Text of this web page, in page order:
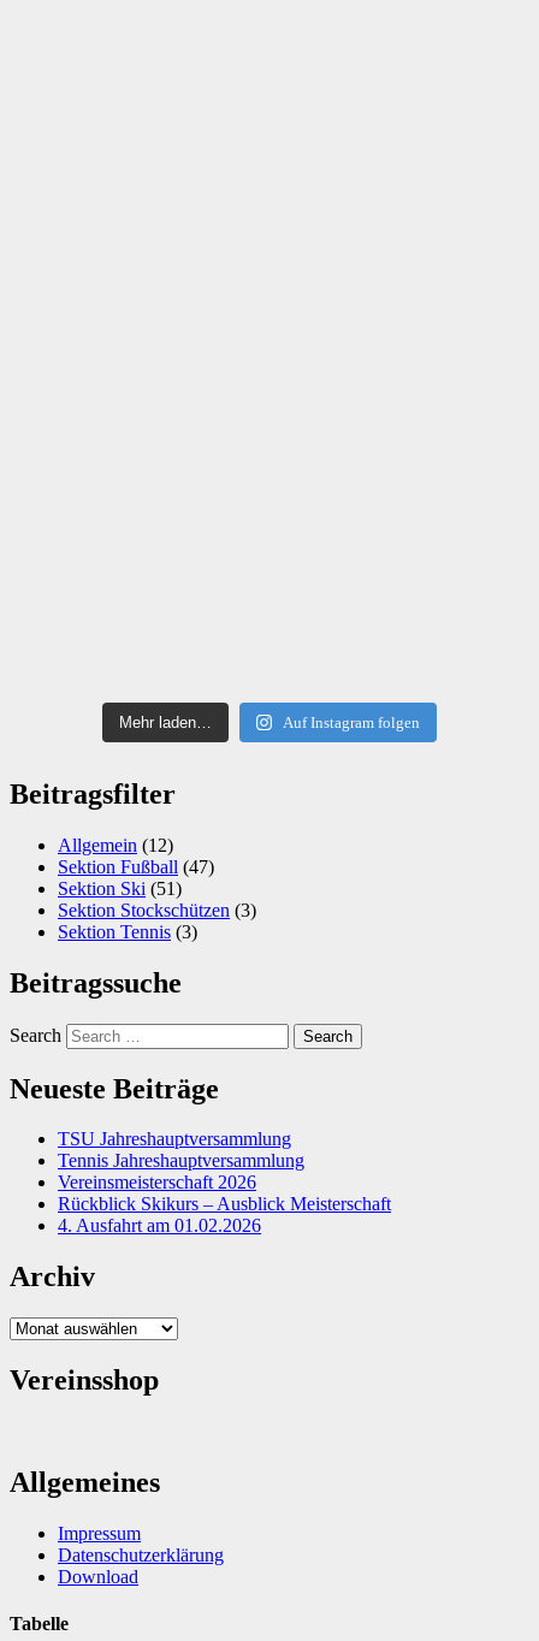
Mehr laden… Auf Instagram folgen
Beitragsfilter
Allgemein (12)
Sektion Fußball (47)
Sektion Ski (51)
Sektion Stockschützen (3)
Sektion Tennis (3)
Beitragssuche
Search
Neueste Beiträge
TSU Jahreshauptversammlung
Tennis Jahreshauptversammlung
Vereinsmeisterschaft 2026
Rückblick Skikurs – Ausblick Meisterschaft
4. Ausfahrt am 01.02.2026
Archiv
Archiv
Vereinsshop
Allgemeines
Impressum
Datenschutzerklärung
Download
Tabelle